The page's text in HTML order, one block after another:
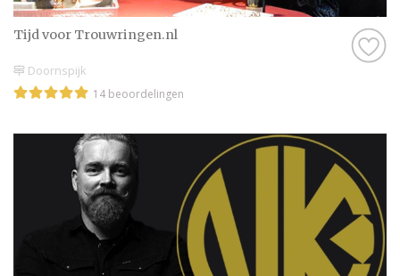
Tijd voor Trouwringen.nl
Doornspijk
14 beoordelingen